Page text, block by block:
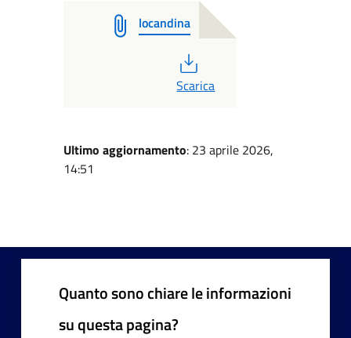
locandina
PDF
Scarica
Ultimo aggiornamento: 23 aprile 2026,
14:51
Quanto sono chiare le informazioni
su questa pagina?